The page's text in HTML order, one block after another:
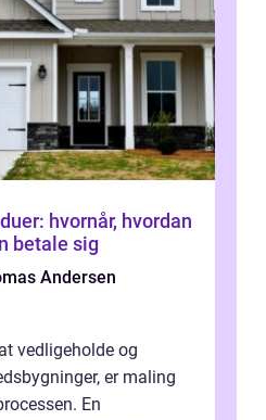
hvornår, hvordan
betale sig
Andersen
vedligeholde og
er maling
En